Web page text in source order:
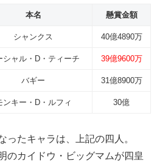
本名 懸賞金額
シャンクス 40億4890万
シャル・D・ティーチ 39億9600万
バギー 31億8900万
ンキー・D・ルフィ 30億
ったキャラは、上記の四人。
のカイドウ・ビッグマムが四皇